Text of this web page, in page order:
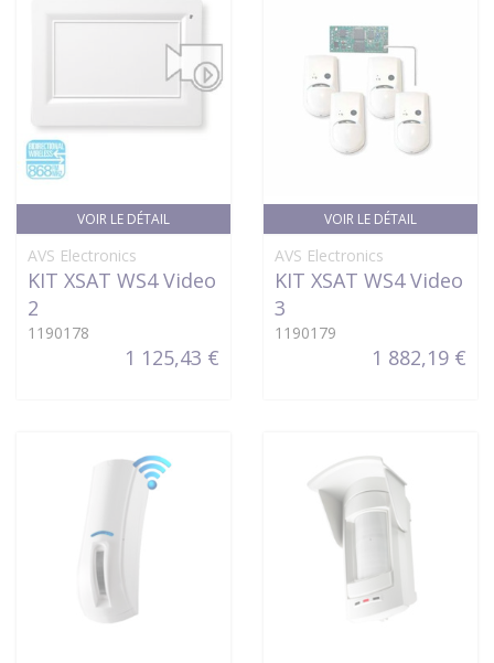
VOIR LE DÉTAIL
AVS Electronics
KIT XSAT WS4 Video
2
1190178
1 125,43 €
VOIR LE DÉTAIL
AVS Electronics
KIT XSAT WS4 Video
3
1190179
1 882,19 €